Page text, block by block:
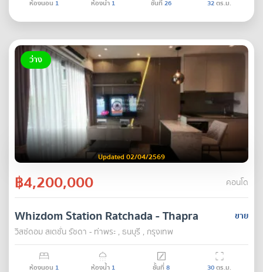
ห้องนอน 1 ห้องน้ำ 1 ชั้นที่26 32ตร.ม.
ว่าง
Updated 02/04/2569
฿4,200,000 คอนโด
ขาย
Whizdom Station Ratchada - Thapra
วิสซ์ดอม สเตชั่น รัชดา - ท่าพระ , ธนบุรี , กรุงเทพ
ห้องนอน 1 ห้องน้ำ 1 ชั้นที่8 30ตร.ม.